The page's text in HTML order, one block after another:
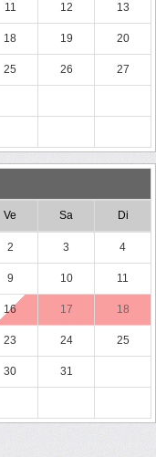
11 12 13
18 19 20
25 26 27
Ve Sa Di
2 3 4
9 10 11
16 17 18
23 24 25
30 31